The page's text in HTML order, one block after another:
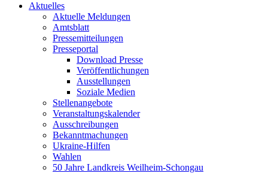
Aktuelles
Aktuelle Meldungen
Amtsblatt
Pressemitteilungen
Presseportal
Download Presse
Veröffentlichungen
Ausstellungen
Soziale Medien
Stellenangebote
Veranstaltungskalender
Ausschreibungen
Bekanntmachungen
Ukraine-Hilfen
Wahlen
50 Jahre Landkreis Weilheim-Schongau